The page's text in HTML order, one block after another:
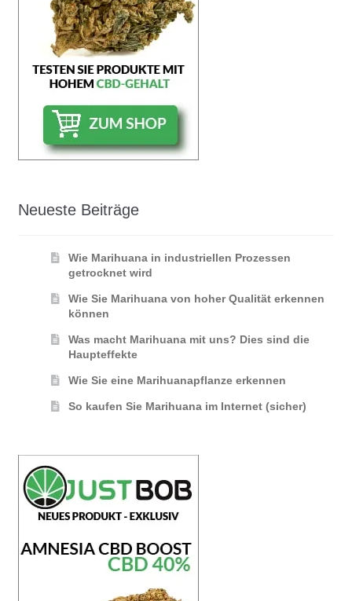
Neueste Beiträge
Wie Marihuana in industriellen Prozessen
getrocknet wird
Wie Sie Marihuana von hoher Qualität erkennen
können
Was macht Marihuana mit uns? Dies sind die
Haupteffekte
Wie Sie eine Marihuanapflanze erkennen
So kaufen Sie Marihuana im Internet (sicher)